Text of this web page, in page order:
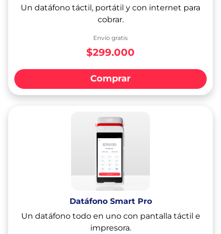
Un datáfono táctil, portátil y con internet para
cobrar.
Envío gratis
$299.000
Comprar
Datáfono Smart Pro
Un datáfono todo en uno con pantalla táctil e
impresora.